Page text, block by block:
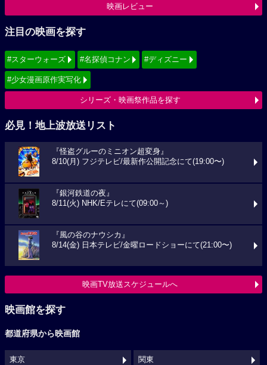
映画レビュー
注目の映画を探す
#スターウォーズ #名探偵コナン #ディズニー
#少女漫画原作実写化
シリーズ・映画祭作品を探す
必見！地上波放送リスト
『怪盗グルーのミニオン超変身』
8/10(月) フジテレビ/最新作公開記念にて(19:00〜)
『銀河鉄道の夜』
8/11(火) NHK/Eテレにて(09:00～)
『風の谷のナウシカ』
8/14(金) 日本テレビ/金曜ロードショーにて(21:00〜)
映画TV放送スケジュールへ
映画館を探す
都道府県から映画館
東京 関東